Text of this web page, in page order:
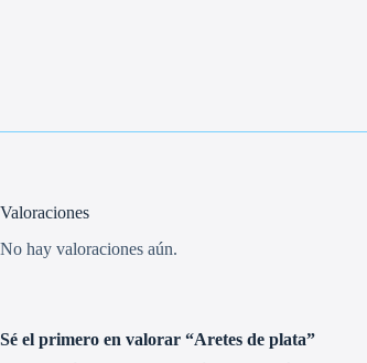
Valoraciones
No hay valoraciones aún.
Sé el primero en valorar “Aretes de plata”